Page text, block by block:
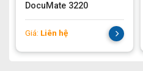
DocuMate 3220
Giá: Liên hệ